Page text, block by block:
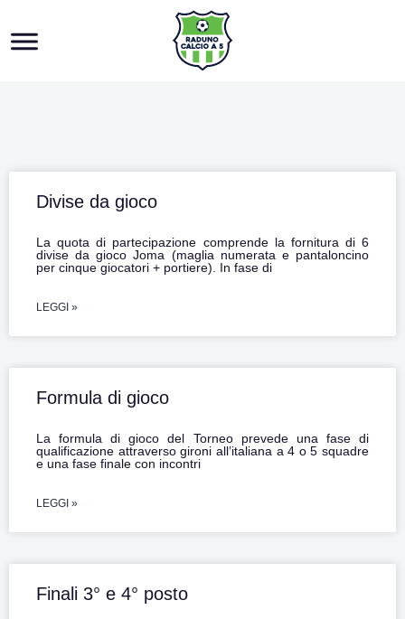
content
Divise da gioco
La quota di partecipazione comprende la fornitura di 6
divise da gioco Joma (maglia numerata e pantaloncino
per cinque giocatori + portiere). In fase di
LEGGI »
Formula di gioco
La formula di gioco del Torneo prevede una fase di
qualificazione attraverso gironi all’italiana a 4 o 5 squadre
e una fase finale con incontri
LEGGI »
Finali 3° e 4° posto